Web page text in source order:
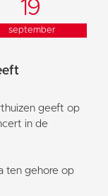
19
september
geeft op
in de
ten gehore op